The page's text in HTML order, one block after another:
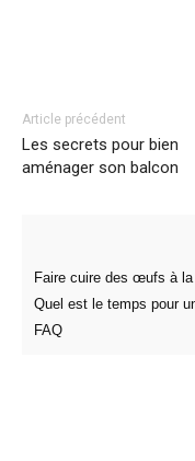
Article précédent
Les secrets pour bien
aménager son balcon
Faire cuire des œufs à
Quel est le temps pour
FAQ